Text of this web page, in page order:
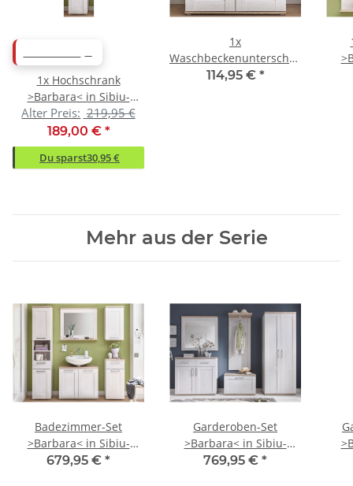
1x Hochschrank
>Barbara< in Sibiu-
Lärche - 39x190x33cm
(BxHxT)
Alter Preis: 219,95 €
189,00 € *
Du sparst30,95 €
1x
Waschbeckenunterschrank
>Barbara< in Sibiu-
114,95 € *
Mehr aus der Serie
Badezimmer-Set
>Barbara< in Sibiu-
Lärche - 158x190x33cm
679,95 € *
Garderoben-Set
>Barbara< in Sibiu-
Lärche - 268x201x39cm
769,95 € *